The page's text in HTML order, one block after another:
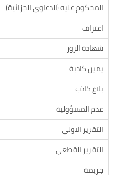
المحكوم عليه (الدعاوى الجزائية)
اعتراف
شهادة الزور
يمين كاذبة
بلاغ كاذب
عدم المسؤولية
التقرير الاولي
التقرير القطعي
جريمة